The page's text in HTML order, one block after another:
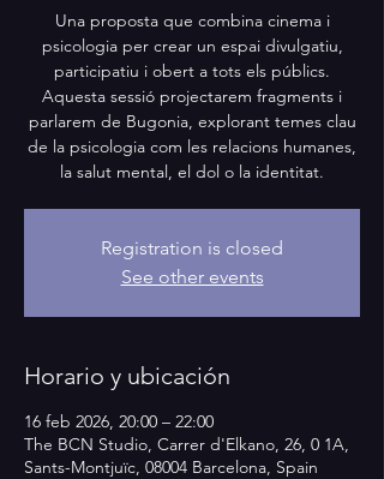
Una proposta que combina cinema i
psicologia per crear un espai divulgatiu,
participatiu i obert a tots els públics.
Aquesta sessió projectarem fragments i
parlarem de Bugonia, explorant temes clau
de la psicologia com les relacions humanes,
la salut mental, el dol o la identitat.
Registration is closed
See other events
Horario y ubicación
16 feb 2026, 20:00 – 22:00
The BCN Studio, Carrer d'Elkano, 26, 0 1A,
Sants-Montjuïc, 08004 Barcelona, Spain